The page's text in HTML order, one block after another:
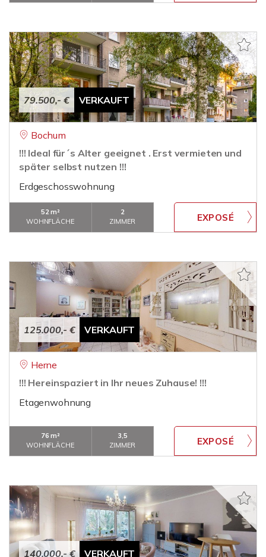
79.500,- € VERKAUFT
Bochum
!!! Ideal für´s Alter geeignet . Erst vermieten und
später selbst nutzen !!!
Erdgeschosswohnung
52 m²
WOHNFLÄCHE
2
ZIMMER
125.000,- € VERKAUFT
Herne
!!! Hereinspaziert in Ihr neues Zuhause! !!!
Etagenwohnung
76 m²
WOHNFLÄCHE
3,5
ZIMMER
140.000,- € VERKAUFT